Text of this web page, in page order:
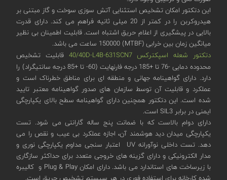
این دتکتور امکان تشخیص استثنایی آتش سوزی سوخت و گاز مبتنی بر
هیدروکربن را در کمتر از 20 میلی ثانیه فراهم می کند. دارای قدرت
بالایی در پیشگیری از اعلام حریق اشتباه است. قابلیت اطمینان بی نظیر
میانگین زمان بین خرابی (MTBF) 150000 ساعت می باشد.
دتکتور شعله اسپکترکس 40/40D-L4B-631SCN7
قابلیت تشخیص
محدوده دمایی -76 تا +185 درجه فارنهایت (60- تا +85 درجه سانتیگراد) را
دارد. دارای گواهینامه جهانی و منطقه ای برای مناطق خطرناک است و
عملکرد و قابلیت آن توسط سازمان های صدور گواهینامه معتبر تایید
شده است. این دتکتور همچنین دارای گواهینامه سطح بالای یکپارچگی
ایمنی در برابر SIL3 است.
دارای دوام بالاست که با ضمانت پنج ساله گارانتی می شود. تست
یکپارچگی میدان دید هوشمند آن، اجازه عملکرد بی عیب و نقص را می
دهد. تست داخلی نوآورانه UV اعتبار سنجی مداوم یکپارچگی نوری و
مدار الکترونیکی و دارای گزینه های خروجی متعدد برای حداکثر سازگاری
با زیرساخت های استاندارد می باشد. دارای امکان Plug & Play و کالیبره